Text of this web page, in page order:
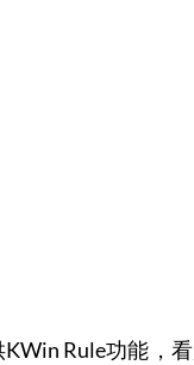
Rule功能，